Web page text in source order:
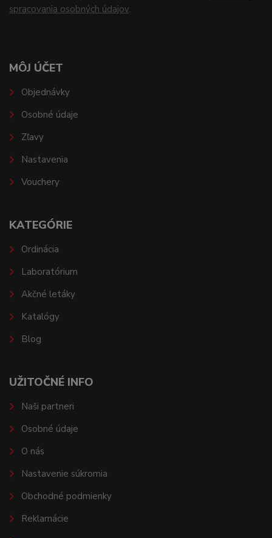
spracovania osobných údajov.
MÔJ ÚČET
Objednávky
Osobné údaje
Zľavy
Nastavenia
Vouchery
KATEGÓRIE
Ordinácia
Laboratórium
Akčné letáky
Katalógy
Blog
UŽITOČNÉ INFO
Naši partneri
Osobné údaje
O nás
Nastavenie súkromia
Obchodné podmienky
Reklamácie